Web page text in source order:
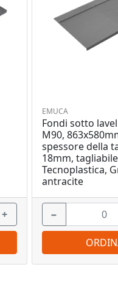
+
EMUCA
Fondi sotto
M90,
spessore della
18mm,
Tecnoplastica,
antracite
−